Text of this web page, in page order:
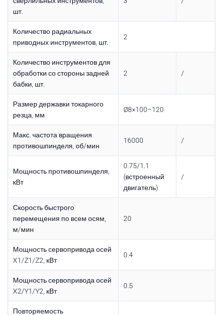
шт.
Количество радиальных
приводных инструментов, шт.
2
Количество инструментов для
обработки со стороны задней
бабки, шт.
2 /
Размер державки токарного
резца, мм
Ø8×100–120
Макс. частота вращения
противошпинделя, об/мин
16000 /
Мощность противошпинделя,
кВт
0.75/1.1
(встроенный
двигатель)
/
Скорость быстрого
перемещения по всем осям,
м/мин
20
Мощность сервопривода осей
X1/Z1/Z2, кВт
0.4
Мощность сервопривода осей
X2/Y1/Y2, кВт
0.5
Повторяемость